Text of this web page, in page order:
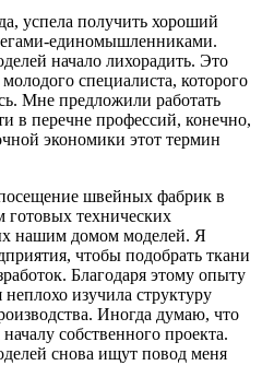
успела получить хороший
единомышленниками.
начало лихорадить. Это
специалиста, которого
Мне предложили работать
в перечне профессий, конечно,
экономики этот термин
швейных фабрик в
готовых технических
нашим домом моделей. Я
чтобы подобрать ткани
Благодаря этому опыту
неплохо изучила структуру
Иногда думаю, что
собственного проекта.
снова ищут повод меня